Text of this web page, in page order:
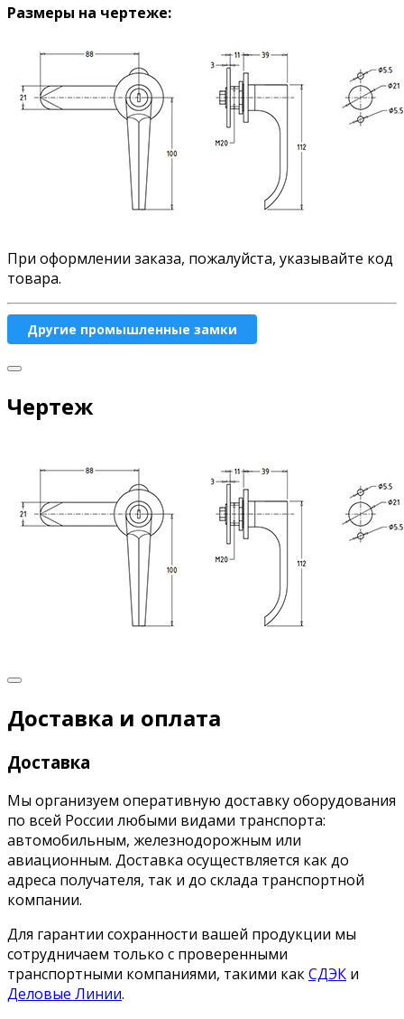
Размеры на чертеже:
При оформлении заказа, пожалуйста, указывайте код
товара.
Другие промышленные замки
Чертеж
Доставка и оплата
Доставка
Мы организуем оперативную доставку оборудования
по всей России любыми видами транспорта:
автомобильным, железнодорожным или
авиационным. Доставка осуществляется как до
адреса получателя, так и до склада транспортной
компании.
Для гарантии сохранности вашей продукции мы
сотрудничаем только с проверенными
транспортными компаниями, такими какСДЭК и
Деловые Линии.